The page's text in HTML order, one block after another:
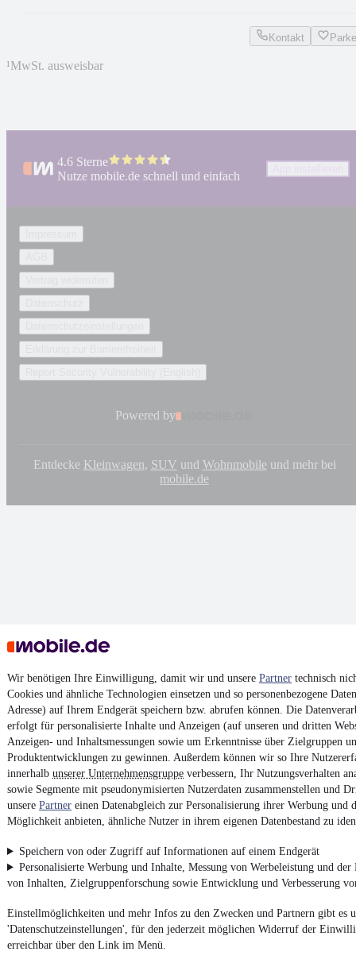
Wir benötigen Ihre Einwilligung, damit wir und unsere Partner technisch
Cookies und ähnliche Technologien einsetzen und so personenbezogene
Adresse) auf Ihrem Endgerät speichern bzw. abrufen können. Die
erfolgt für personalisierte Inhalte und Anzeigen (auf unseren und dritten
Anzeigen- und Inhaltsmessungen sowie um Erkenntnisse über Zielgruppen
Produktentwicklungen zu gewinnen. Außerdem können wir so Ihre
innerhalb unserer Unternehmensgruppe verbessern, Ihr Nutzungsverhalten
sowie Segmente mit pseudonymisierten Nutzerdaten zusammenstellen und
unsere Partner einen Datenabgleich zur Personalisierung ihrer Werbung und
Möglichkeit anbieten, ähnliche Nutzer in ihrem eigenen Datenbestand zu
Speichern von oder Zugriff auf Informationen auf einem Endgerät
Personalisierte Werbung und Inhalte, Messung von Werbeleistung und der
von Inhalten, Zielgruppenforschung sowie Entwicklung und Verbesserung
Einstellmöglichkeiten und mehr Infos zu den Zwecken und Partnern gibt es
'Datenschutzeinstellungen', für den jederzeit möglichen Widerruf der
erreichbar über den Link im Menü.
Kontakt
¹MwSt. ausweisbar
4.6 Sterne
Nutze mobile.de schnell und einfach
Powered by
Entdecke Kleinwagen, SUV und Wohnmobileund mehr bei
mobile.de